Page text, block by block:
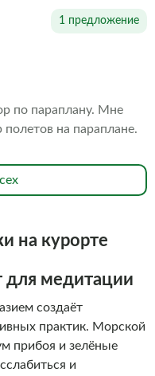
1 предложение
по параплану. Мне
на параплане.
на курорте
для медитации
создаёт
практик. Морской
прибоя и зелёные
и